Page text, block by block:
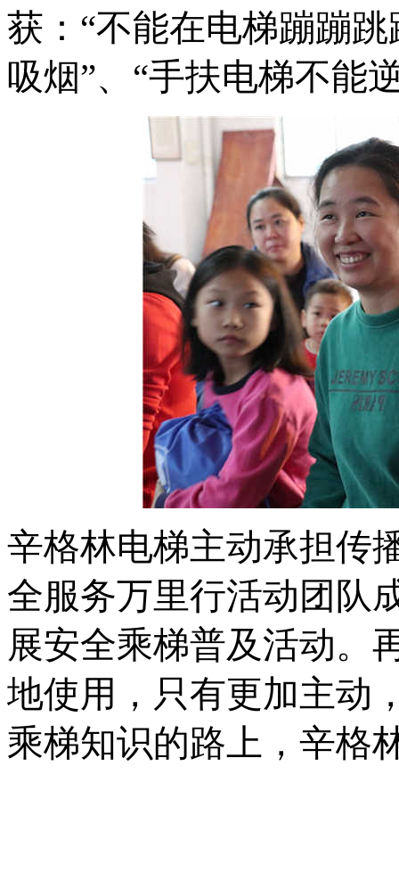
获：“不能在电梯蹦蹦
吸烟”、“手扶电梯不能
辛格林电梯主动承担传
全服务万里行活动团队
展安全乘梯普及活动。
地使用，只有更加主动
乘梯知识的路上，辛格